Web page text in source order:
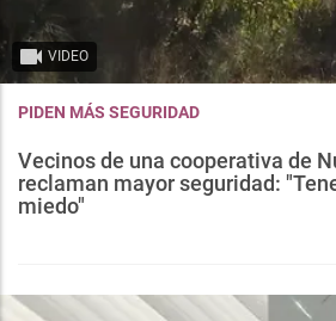
VIDEO
PIDEN MÁS SEGURIDAD
Vecinos de una cooperativa de
reclaman mayor seguridad:
miedo"